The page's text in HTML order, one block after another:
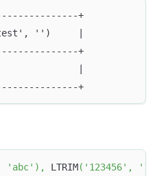
+
'')     |
+
|
+
'abc' ) , LTRIM( '123456' ,